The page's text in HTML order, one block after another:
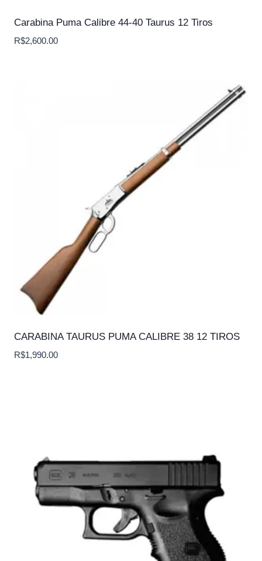
Carabina Puma Calibre 44-40 Taurus 12 Tiros
R$2,600.00
CARABINA TAURUS PUMA CALIBRE 38 12 TIROS
R$1,990.00